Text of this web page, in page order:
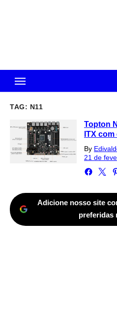
TAG: N11
Topton
ITX
By
21 de
Adicione nosso site
preferidas